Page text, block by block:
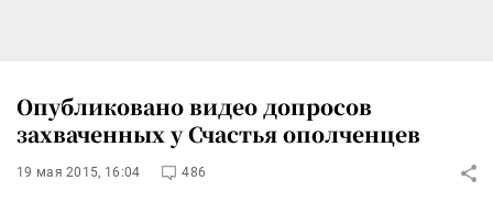
Опубликовано видео допросов
захваченных у Счастья ополченцев
19 мая 2015, 16:04 486